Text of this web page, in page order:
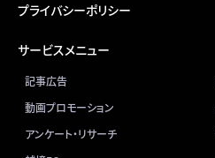
プライバシーポリシー
サービスメニュー
記事広告
動画プロモーション
アンケート・リサーチ